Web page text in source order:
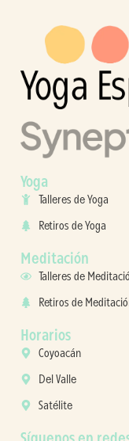
Yoga
Talleres de Yoga
Retiros de Yoga
Meditación
Talleres de
Retiros de
Horarios
Coyoacán
Del Valle
Satélite